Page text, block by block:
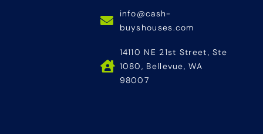
info@cash-
buyshouses.com
14110 NE 21st Street, Ste
1080, Bellevue, WA
98007